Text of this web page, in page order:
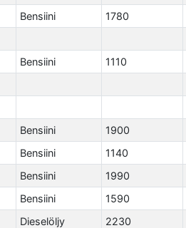
Bensiini 1780
Bensiini 1110
Bensiini 1900
Bensiini 1140
Bensiini 1990
Bensiini 1590
Dieselöljy 2230